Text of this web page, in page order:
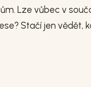
Lze vůbec v
Stačí jen vědět,